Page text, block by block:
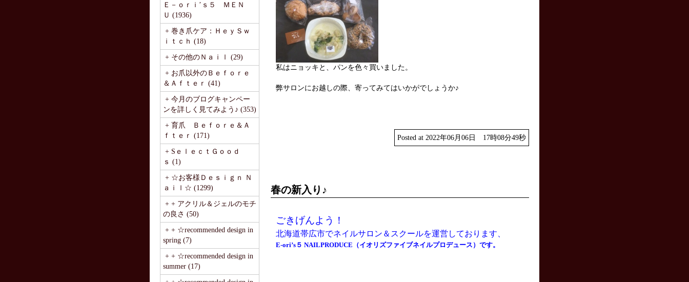
Ｅ－ｏｒｉ’ｓ５ ＭＥＮ
Ｕ (1936)
+ 巻き爪ケア：ＨｅｙＳｗ
ｉｔｃｈ (18)
+ その他のＮａｉｌ (29)
+ お爪以外のＢｅｆｏｒｅ
＆Ａｆｔｅｒ (41)
+ 今月のブログキャンペー
ンを詳しく見てみよう♪ (353)
+ 育爪 Ｂｅｆｏｒｅ＆Ａ
ｆｔｅｒ (171)
+ SｅｌｅｃｔＧｏｏｄ
ｓ (1)
+ ☆お客様Ｄｅｓｉｇｎ Ｎ
ａｉｌ☆ (1299)
+ + アクリル＆ジェルのモチ
の良さ (50)
+ + ☆recommended design in
spring (7)
+ + ☆recommended design in
summer (17)
私はニョッキと、パンを色々買いました。
弊サロンにお越しの際、寄ってみてはいかがでしょうか♪
Posted at 2022年06月06日 17時08分49秒
春の新入り♪
ごきげんよう！
北海道帯広市でネイルサロン＆スクールを運営しております、
E-ori’s５ NAILPRODUCE（イオリズファイブネイルプロデュース）です。